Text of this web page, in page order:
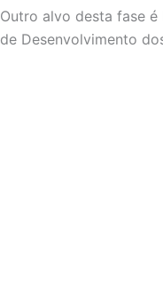
Outro alvo desta fase
de Desenvolvimento